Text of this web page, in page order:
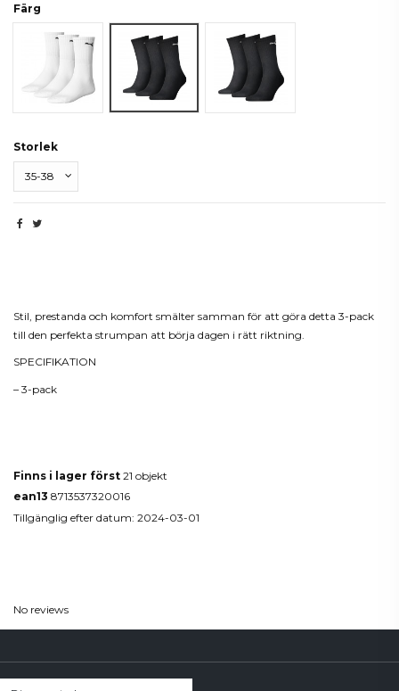
Färg
Vit
Black
Storlek
Stil, prestanda och komfort smälter samman för att göra detta 3-pack
till den perfekta strumpan att börja dagen i rätt riktning.
SPECIFIKATION
– 3-pack
Finns i lager först 21 objekt
ean13 8713537320016
Tillgänglig efter datum: 2024-03-01
No reviews